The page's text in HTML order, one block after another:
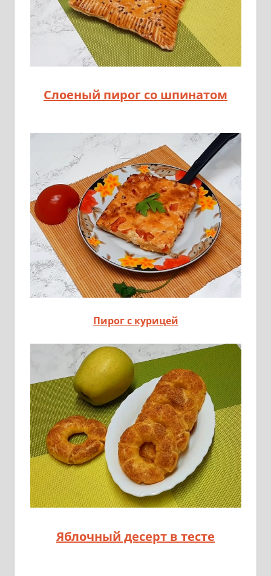
Слоеный пирог со шпинатом
Пирог с курицей
Яблочный десерт в тесте